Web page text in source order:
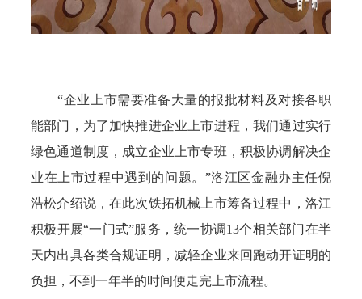
“企业上市需要准备大量的报批材料及对接各职
能部门，为了加快推进企业上市进程，我们通过实行
绿色通道制度，成立企业上市专班，积极协调解决企
业在上市过程中遇到的问题。”洛江区金融办主任倪
浩松介绍说，在此次铁拓机械上市筹备过程中，洛江
积极开展“一门式”服务，统一协调13个相关部门在半
天内出具各类合规证明，减轻企业来回跑动开证明的
负担，不到一年半的时间便走完上市流程。